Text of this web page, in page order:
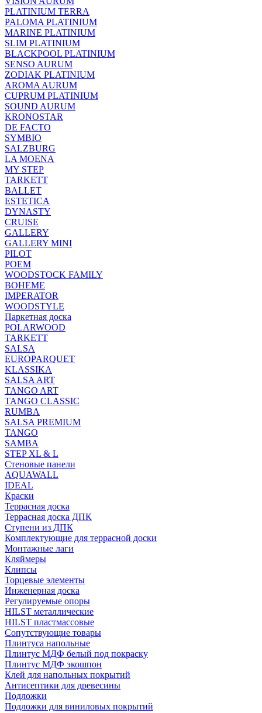
PLATINIUM TERRA
PALOMA PLATINIUM
MARINE PLATINIUM
SLIM PLATINIUM
BLACKPOOL PLATINIUM
SENSO AURUM
ZODIAK PLATINIUM
AROMA AURUM
CUPRUM PLATINIUM
SOUND AURUM
KRONOSTAR
DE FACTO
SYMBIO
SALZBURG
LA MOENA
MY STEP
TARKETT
BALLET
ESTETICA
DYNASTY
CRUISE
GALLERY
GALLERY MINI
PILOT
POEM
WOODSTOCK FAMILY
BOHEME
IMPERATOR
WOODSTYLE
Паркетная доска
POLARWOOD
TARKETT
SALSA
EUROPARQUET
KLASSIKA
SALSA ART
TANGO ART
TANGO CLASSIC
RUMBA
SALSA PREMIUM
TANGO
SAMBA
STEP XL & L
Стеновые панели
AQUAWALL
IDEAL
Краски
Террасная доска
Террасная доска ДПК
Ступени из ДПК
Комплектующие для террасной доски
Монтажные лаги
Кляймеры
Клипсы
Торцевые элементы
Инженерная доска
Регулируемые опоры
HILST металлические
HILST пластмассовые
Сопутствующие товары
Плинтуса напольные
Плинтус МДФ белый под покраску
Плинтус МДФ экошпон
Клей для напольных покрытий
Антисептики для древесины
Подложки
Подложки для виниловых покрытий